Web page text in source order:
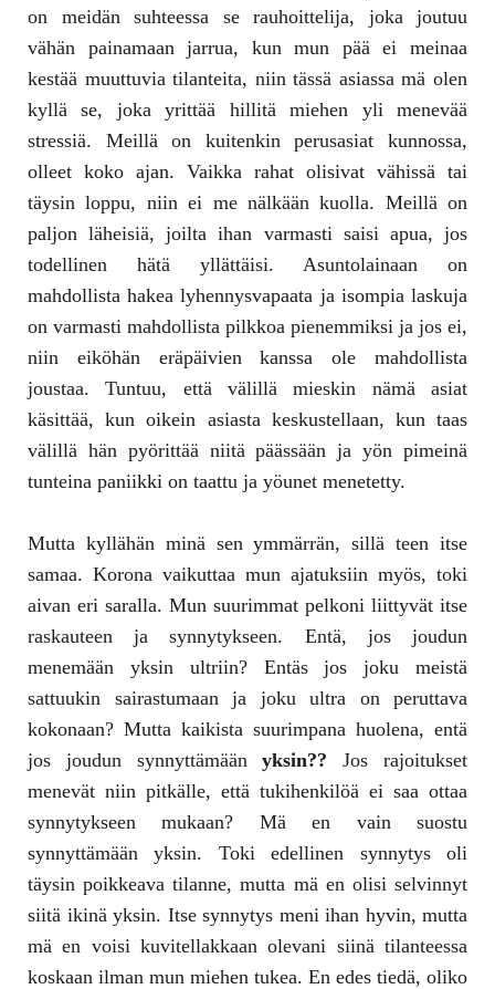
on meidän suhteessa se rauhoittelija, joka joutuu
vähän painamaan jarrua, kun mun pää ei meinaa
kestää muuttuvia tilanteita, niin tässä asiassa mä olen
kyllä se, joka yrittää hillitä miehen yli menevää
stressiä. Meillä on kuitenkin perusasiat kunnossa,
olleet koko ajan. Vaikka rahat olisivat vähissä tai
täysin loppu, niin ei me nälkään kuolla. Meillä on
paljon läheisiä, joilta ihan varmasti saisi apua, jos
todellinen hätä yllättäisi. Asuntolainaan on
mahdollista hakea lyhennysvapaata ja isompia laskuja
on varmasti mahdollista pilkkoa pienemmiksi ja jos ei,
niin eiköhän eräpäivien kanssa ole mahdollista
joustaa. Tuntuu, että välillä mieskin nämä asiat
käsittää, kun oikein asiasta keskustellaan, kun taas
välillä hän pyörittää niitä päässään ja yön pimeinä
tunteina paniikki on taattu ja yöunet menetetty.
Mutta kyllähän minä sen ymmärrän, sillä teen itse
samaa. Korona vaikuttaa mun ajatuksiin myös, toki
aivan eri saralla. Mun suurimmat pelkoni liittyvät itse
raskauteen ja synnytykseen. Entä, jos joudun
menemään yksin ultriin? Entäs jos joku meistä
sattuukin sairastumaan ja joku ultra on peruttava
kokonaan? Mutta kaikista suurimpana huolena, entä
jos joudun synnyttämäänyksin?? Jos rajoitukset
menevät niin pitkälle, että tukihenkilöä ei saa ottaa
synnytykseen mukaan? Mä en vain suostu
synnyttämään yksin. Toki edellinen synnytys oli
täysin poikkeava tilanne, mutta mä en olisi selvinnyt
siitä ikinä yksin. Itse synnytys meni ihan hyvin, mutta
mä en voisi kuvitellakkaan olevani siinä tilanteessa
koskaan ilman mun miehen tukea. En edes tiedä, oliko